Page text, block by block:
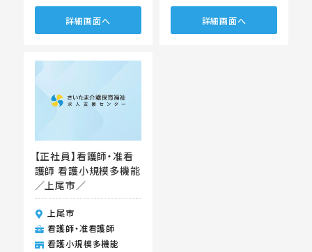
詳細画面へ 詳細画面へ
【正社員】看護師・准看
護師 看護小規模多機能
／上尾市／
上尾市
看護師・准看護師
看護小規模多機能